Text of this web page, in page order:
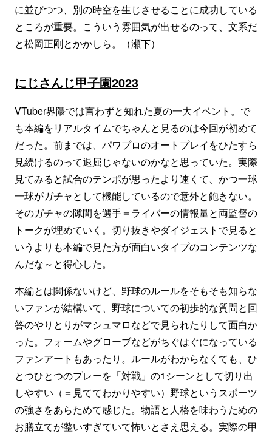
に並びつつ、別の時空を生じさせることに成功している
ところが重要。こういう雰囲気が出せるのって、文系だ
と松岡正剛とかかしら。（瀬下）
にじさんじ甲子園2023
VTuber界隈では言わずと知れた夏の一大イベント。で
も本編をリアルタイムでちゃんと見るのは今回が初めて
だった。前までは、パワプロのオートプレイをひたすら
見続けるのって退屈じゃないのかなと思っていた。実際
見てみると試合のテンポが思ったより速くて、かつ一球
一球がガチャとして機能しているので意外と飽きない。
そのガチャの隙間を選手＝ライバーの情報量と両監督の
トークが埋めていく。切り抜きやダイジェストで見ると
いうよりも本編で見た方が面白いタイプのコンテンツな
んだな～と得心した。
本編とは関係ないけど、野球のルールをそもそも知らな
いファンが結構いて、野球についての初歩的な質問と回
答のやりとりがマシュマロなどで見られたりして面白か
った。フォームやグローブなどがちぐはぐになっている
ファンアートもあったり。ルールがわからなくても、ひ
とつひとつのプレーを「対戦」の1シーンとして切り出
しやすい（＝見ててわかりやすい）野球というスポーツ
の強さをあらためて感じた。物語と人格を味わうための
お膳立てが整いすぎていて怖いとさえ思える。実際の甲